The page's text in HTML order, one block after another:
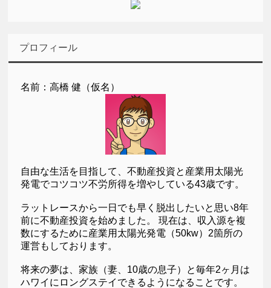
プロフィール
名前：高橋 健（仮名）
自由な生活を目指して、不動産投資と産業用太陽光
発電でコツコツ不労所得を増やしている43歳です。
ラットレースから一日でも早く脱出したいと思い8年
前に不動産投資を始めました。 現在は、収入源を複
数にするために産業用太陽光発電（50kw）2箇所の
運営もしております。
将来の夢は、家族（妻、10歳の息子）と毎年2ヶ月は
ハワイにロングステイできるようになることです。